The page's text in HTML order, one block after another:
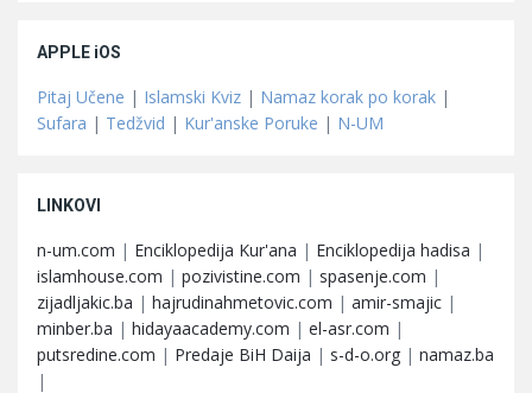
APPLE iOS
Pitaj Učene | Islamski Kviz | Namaz korak po korak |
Sufara | Tedžvid | Kur'anske Poruke | N-UM
LINKOVI
n-um.com | Enciklopedija Kur'ana | Enciklopedija hadisa |
islamhouse.com | pozivistine.com | spasenje.com |
zijadljakic.ba | hajrudinahmetovic.com | amir-smajic |
minber.ba | hidayaacademy.com | el-asr.com |
putsredine.com | Predaje BiH Daija | s-d-o.org | namaz.ba
|